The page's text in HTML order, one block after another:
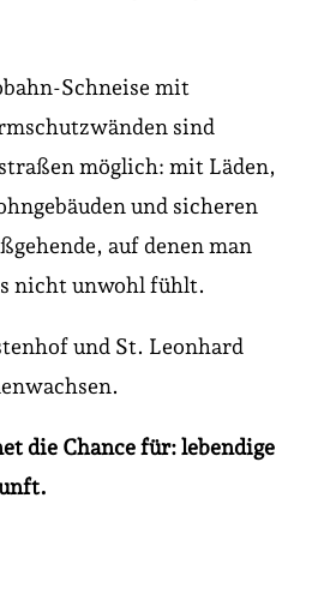
Schneise mit
sind
möglich: mit Läden,
und sicheren
auf denen man
nicht unwohl fühlt.
und St. Leonhard
die Chance für:lebendige